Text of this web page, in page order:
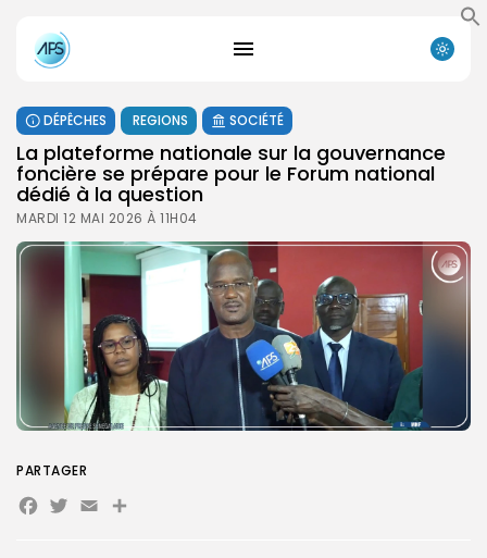
DÉPÊCHES REGIONS SOCIÉTÉ
La plateforme nationale sur la gouvernance
foncière se prépare pour le Forum national
dédié à la question
MARDI 12 MAI 2026 À 11H04
PARTAGER
Facebook
Twitter
EmailPartager